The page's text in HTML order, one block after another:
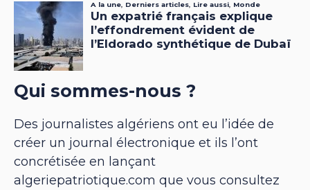
Qui sommes-nous ?
Des journalistes algériens ont eu l’idée de
créer un journal électronique et ils l’ont
concrétisée en lançant
algeriepatriotique.com que vous consultez